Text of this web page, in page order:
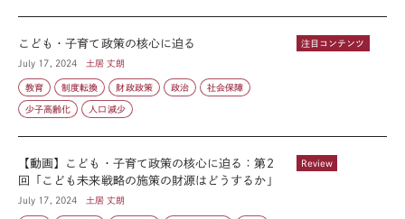
注目コンテンツ
こども・子育て政策の核心に迫る
July 17, 2024 土居 丈朗
教育 制度転換 財政政策 政治 社会保障
少子高齢化 人口減少
Review
【動画】こども・子育て政策の核心に迫る：第2
回「こども未来戦略の施策の財源はどうするか」
July 17, 2024 土居 丈朗